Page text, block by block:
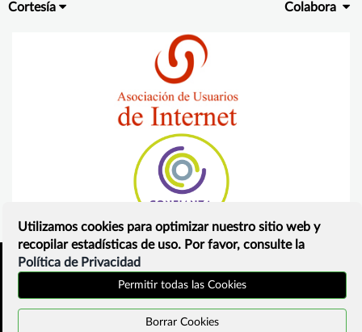
Cortesía Colabora
Política de privacidad
¿Que es?
Contacto
Utilizamos cookies para optimizar nuestro sitio web y
recopilar estadísticas de uso. Por favor, consulte la
Política de Privacidad
Permitir todas las Cookies
Borrar Cookies